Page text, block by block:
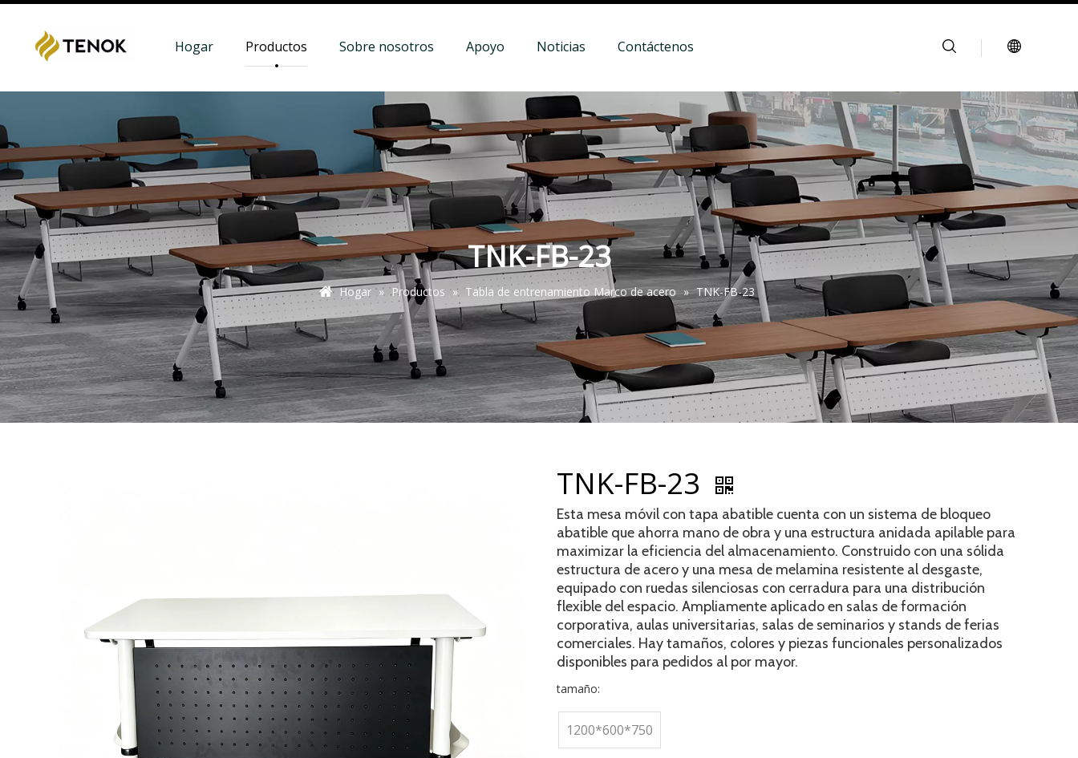
Hogar Productos Sobre nosotros Apoyo Noticias Contáctenos
TNK-FB-23
Hogar » Productos » Tabla de entrenamiento Marco de acero » TNK-FB-23
TNK-FB-23
Esta mesa móvil con tapa abatible cuenta con un sistema de bloqueo
abatible que ahorra mano de obra y una estructura anidada apilable para
maximizar la eficiencia del almacenamiento. Construido con una sólida
estructura de acero y una mesa de melamina resistente al desgaste,
equipado con ruedas silenciosas con cerradura para una distribución
flexible del espacio. Ampliamente aplicado en salas de formación
corporativa, aulas universitarias, salas de seminarios y stands de ferias
comerciales. Hay tamaños, colores y piezas funcionales personalizados
disponibles para pedidos al por mayor.
tamaño:
1200*600*750